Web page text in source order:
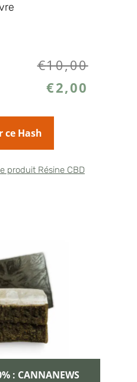
€10,00
€2,00
ce Hash
produit Résine CBD
: CANNANEWS